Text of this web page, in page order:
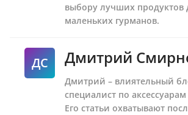
выбору лучших продуктов
маленьких гурманов.
ДС Дмитрий
Дмитрий – влиятельный
специалист по
Его статьи охватывают